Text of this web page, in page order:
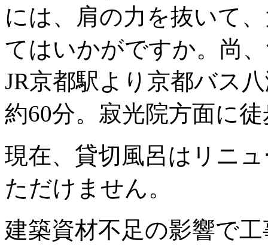
には、肩の力を抜いて
てはいかがですか。尚
JR京都駅より京都バス
約60分。寂光院方面に
現在、貸切風呂はリニ
ただけません。
建築資材不足の影響で